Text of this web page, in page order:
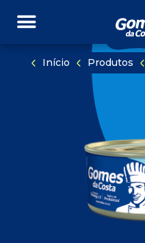
PULE PARA O CONTEÚDO
Início Produtos